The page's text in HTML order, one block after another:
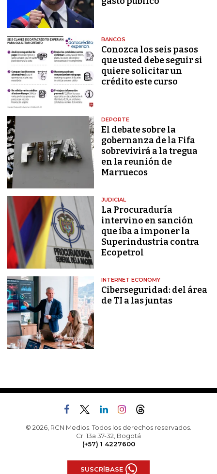
BANCOS
Conozca los seis pasos
que usted debe seguir si
quiere solicitar un
crédito este curso
DEPORTE
El debate sobre la
gobernanza de la Fifa
sobrevivirá a la tregua
en la reunión de
Marruecos
JUDICIAL
La Procuraduría
intervino en sanción
que iba a imponer la
Superindustria contra
Ecopetrol
INTERNET ECONOMY
Ciberseguridad: del área
de TI a las juntas
© 2026, RCN Medios. Todos los derechos reservados.
Cr. 13a 37-32, Bogotá
(+57) 1 4227600
SUSCRÍBASE